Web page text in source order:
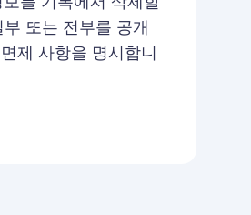
또는 전부를 공개
제 사항을 명시합니